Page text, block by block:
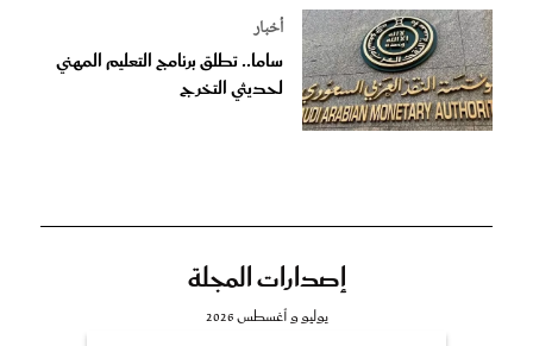
أخبار
ساما.. تطلق برنامج التعليم المهني
لحديثي التخرج
إصدارات المجلة
يوليو و أغسطس 2026